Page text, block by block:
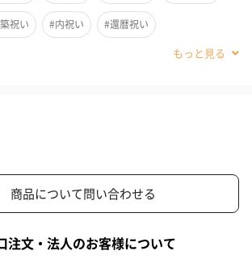
ッケージデザインにもこだわっているので
ム！
祝い #内祝い #還暦祝い
#サプライズ
#女友達 #彼氏 #40代 #20代前半
商品について問い合わせる
注文・法人のお客様について